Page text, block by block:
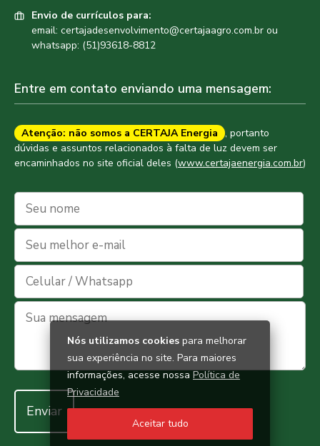
Nós utilizamos cookies para melhorar
sua experiência no site. Para maiores
informações, acesse nossaPolítica de
Privacidade
Aceitar tudo
Envio de currículos para:
email: certajadesenvolvimento@certajaagro.com.br ou
whatsapp: (51)93618-8812
Entre em contato enviando uma mensagem:
Atenção: não somos a CERTAJA Energia , portanto
dúvidas e assuntos relacionados à falta de luz devem ser
encaminhados no site oficial deles (www.certajaenergia.com.br)